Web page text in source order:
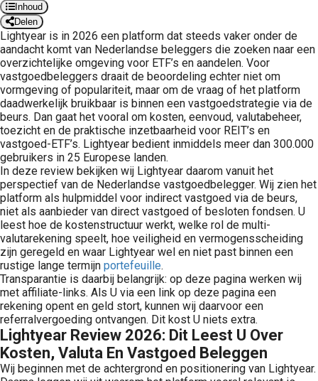
Inhoud
Delen
Lightyear is in 2026 een platform dat steeds vaker onder de
aandacht komt van Nederlandse beleggers die zoeken naar een
overzichtelijke omgeving voor ETF’s en aandelen. Voor
vastgoedbeleggers draait de beoordeling echter niet om
vormgeving of populariteit, maar om de vraag of het platform
daadwerkelijk bruikbaar is binnen een vastgoedstrategie via de
beurs. Dan gaat het vooral om kosten, eenvoud, valutabeheer,
toezicht en de praktische inzetbaarheid voor REIT’s en
vastgoed-ETF’s. Lightyear bedient inmiddels meer dan 300.000
gebruikers in 25 Europese landen.
In deze review bekijken wij Lightyear daarom vanuit het
perspectief van de Nederlandse vastgoedbelegger. Wij zien het
platform als hulpmiddel voor indirect vastgoed via de beurs,
niet als aanbieder van direct vastgoed of besloten fondsen. U
leest hoe de kostenstructuur werkt, welke rol de multi-
valutarekening speelt, hoe veiligheid en vermogensscheiding
zijn geregeld en waar Lightyear wel en niet past binnen een
rustige lange termijn portefeuille.
Transparantie is daarbij belangrijk: op deze pagina werken wij
met affiliate-links. Als U via een link op deze pagina een
rekening opent en geld stort, kunnen wij daarvoor een
referralvergoeding ontvangen. Dit kost U niets extra.
Lightyear Review 2026: Dit Leest U Over
Kosten, Valuta En Vastgoed Beleggen
Wij beginnen met de achtergrond en positionering van Lightyear.